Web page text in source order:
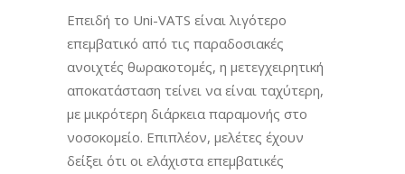
Επειδή το Uni-VATS είναι λιγότερο
επεμβατικό από τις παραδοσιακές
ανοιχτές θωρακοτομές, η μετεγχειρητική
αποκατάσταση τείνει να είναι ταχύτερη,
με μικρότερη διάρκεια παραμονής στο
νοσοκομείο. Επιπλέον, μελέτες έχουν
δείξει ότι οι ελάχιστα επεμβατικές